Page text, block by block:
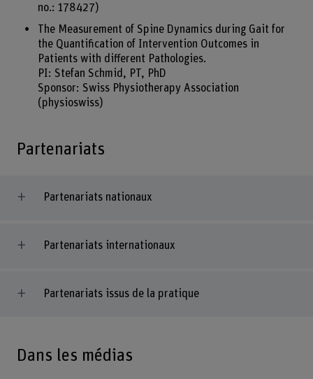
no.: 178427)
The Measurement of Spine Dynamics during Gait for
the Quantification of Intervention Outcomes in
Patients with different Pathologies.
PI: Stefan Schmid, PT, PhD
Sponsor: Swiss Physiotherapy Association
(physioswiss)
Partenariats
Partenariats nationaux
Partenariats internationaux
Partenariats issus de la pratique
Dans les médias